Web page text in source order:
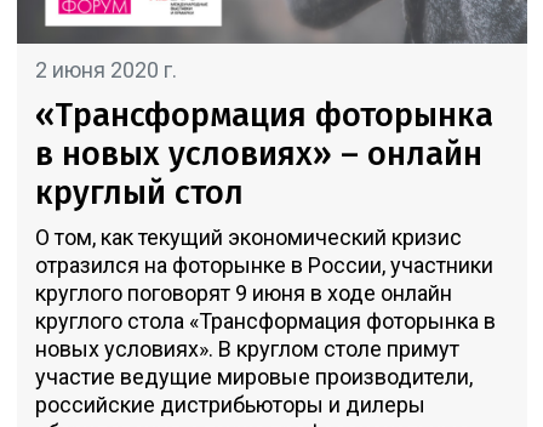
2 июня 2020 г.
«Трансформация фоторынка
в новых условиях» – онлайн
круглый стол
О том, как текущий экономический кризис
отразился на фоторынке в России, участники
круглого поговорят 9 июня в ходе онлайн
круглого стола «Трансформация фоторынка в
новых условиях». В круглом столе примут
участие ведущие мировые производители,
российские дистрибьюторы и дилеры